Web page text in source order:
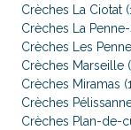
Crèches La Ciotat
Crèches La
Crèches Les
Crèches Marseille
Crèches Miramas
Crèches
Crèches Plan-de-